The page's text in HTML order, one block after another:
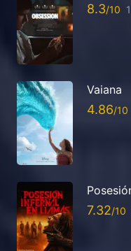
8.3
Vaiana
4.86
7.32